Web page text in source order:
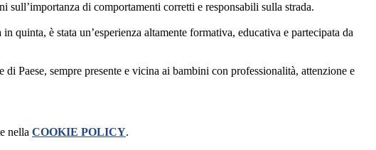
di comportamenti corretti e responsabili sulla strada.
quinta, è stata un’esperienza altamente formativa, educativa e partecipata da
Paese, sempre presente e vicina ai bambini con professionalità, attenzione e
nella COOKIE POLICY.